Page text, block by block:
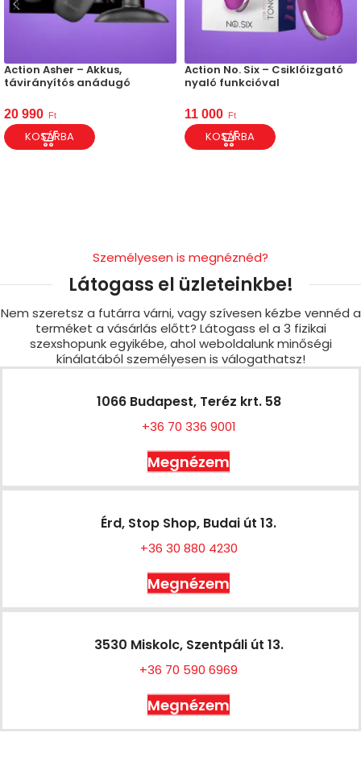
Action Asher – Akkus,
távirányítós anádugó
20 990 Ft
KOSÁRBA
Action No. Six – Csiklóizgató
nyaló funkcióval
11 000 Ft
KOSÁRBA
Személyesen is megnéznéd?
Látogass el üzleteinkbe!
Nem szeretsz a futárra várni, vagy szívesen kézbe vennéd a
terméket a vásárlás előtt? Látogass el a 3 fizikai
szexshopunk egyikébe, ahol weboldalunk minőségi
kínálatából személyesen is válogathatsz!
1066 Budapest, Teréz krt. 58
+36 70 336 9001
Megnézem
Érd, Stop Shop, Budai út 13.
+36 30 880 4230
Megnézem
3530 Miskolc, Szentpáli út 13.
+36 70 590 6969
Megnézem